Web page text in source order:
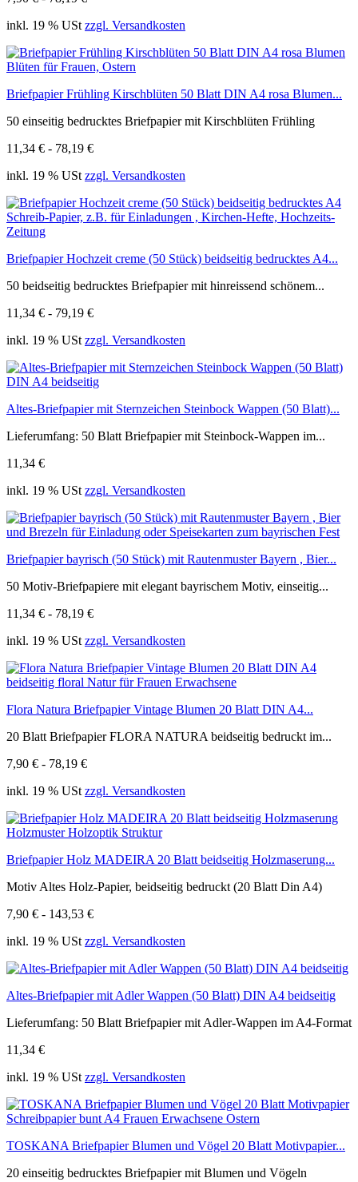
inkl. 19 % USt zzgl. Versandkosten
Briefpapier Frühling Kirschblüten 50 Blatt DIN A4 rosa Blumen...
50 einseitig bedrucktes Briefpapier mit Kirschblüten Frühling
11,34 € - 78,19 €
inkl. 19 % USt zzgl. Versandkosten
Briefpapier Hochzeit creme (50 Stück) beidseitig bedrucktes A4...
50 beidseitig bedrucktes Briefpapier mit hinreissend schönem...
11,34 € - 79,19 €
inkl. 19 % USt zzgl. Versandkosten
Altes-Briefpapier mit Sternzeichen Steinbock Wappen (50 Blatt)...
Lieferumfang: 50 Blatt Briefpapier mit Steinbock-Wappen im...
11,34 €
inkl. 19 % USt zzgl. Versandkosten
Briefpapier bayrisch (50 Stück) mit Rautenmuster Bayern , Bier...
50 Motiv-Briefpapiere mit elegant bayrischem Motiv, einseitig...
11,34 € - 78,19 €
inkl. 19 % USt zzgl. Versandkosten
Flora Natura Briefpapier Vintage Blumen 20 Blatt DIN A4...
20 Blatt Briefpapier FLORA NATURA beidseitig bedruckt im...
7,90 € - 78,19 €
inkl. 19 % USt zzgl. Versandkosten
Briefpapier Holz MADEIRA 20 Blatt beidseitig Holzmaserung...
Motiv Altes Holz-Papier, beidseitig bedruckt (20 Blatt Din A4)
7,90 € - 143,53 €
inkl. 19 % USt zzgl. Versandkosten
Altes-Briefpapier mit Adler Wappen (50 Blatt) DIN A4 beidseitig
Lieferumfang: 50 Blatt Briefpapier mit Adler-Wappen im A4-Format
11,34 €
inkl. 19 % USt zzgl. Versandkosten
TOSKANA Briefpapier Blumen und Vögel 20 Blatt Motivpapier...
20 einseitig bedrucktes Briefpapier mit Blumen und Vögeln